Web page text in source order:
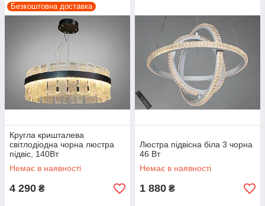
Безкоштовна доставка
Кругла кришталева
світлодіодна чорна люстра
підвіс, 140Вт
Немає в наявності
4 290 ₴
Люстра підвісна біла 3 чорна
46 Вт
Немає в наявності
1 880 ₴